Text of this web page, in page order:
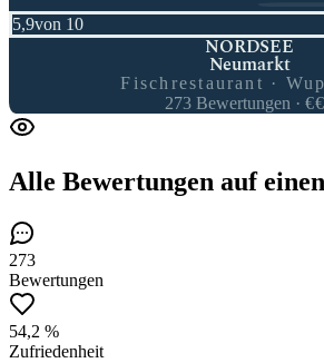
5,9von 10
NORDSEE
Neumarkt
Fischrestaurant ·
273 Bewertungen ·€€
Alle Bewertungen auf
273
Bewertungen
54,2 %
Zufriedenheit